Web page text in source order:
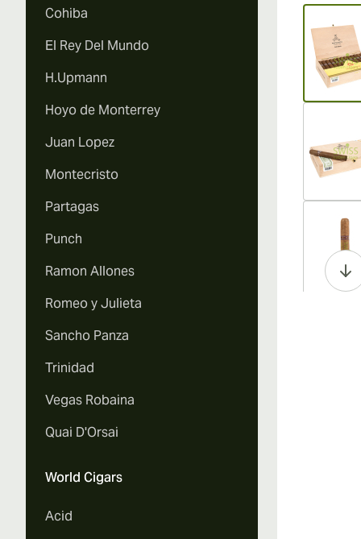
Cohiba
El Rey Del Mundo
H.Upmann
Hoyo de Monterrey
Juan Lopez
Montecristo
Partagas
Punch
Ramon Allones
Romeo y Julieta
Sancho Panza
Trinidad
Vegas Robaina
Quai D'Orsai
World Cigars
Acid